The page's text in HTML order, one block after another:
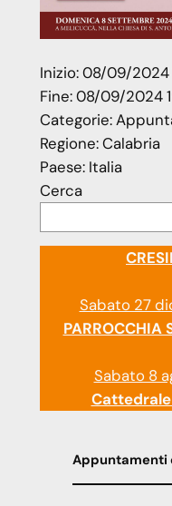
Inizio:08/09/2024
Fine:08/09/2024
Categorie:
Regione:Calabria
Paese: Italia
Cerca
Sabato 27
PARROCCHIA
Sabato 8
Appuntamenti